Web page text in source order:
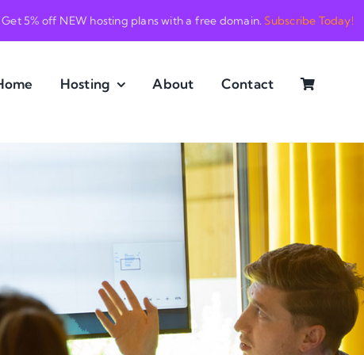
Get 5% off NEW hosting plans with a free domain.Subscribe Today!
Hosting About Contact